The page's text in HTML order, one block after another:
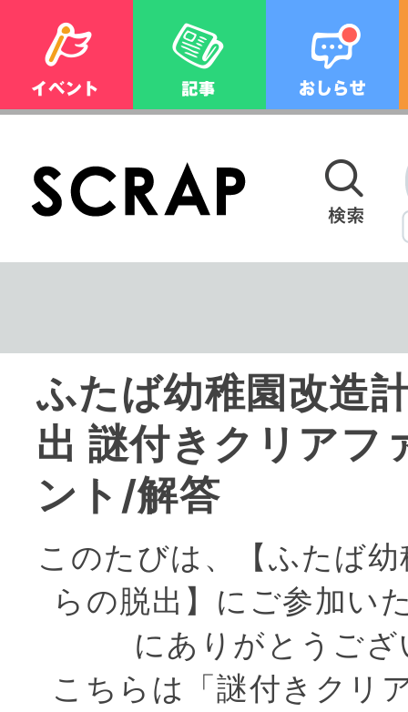
ふたば幼稚園改造
出 謎付きクリア
ント/解答
このたびは、【ふたば
らの脱出】にご参加い
にありがとうご
こちらは「謎付きクリ